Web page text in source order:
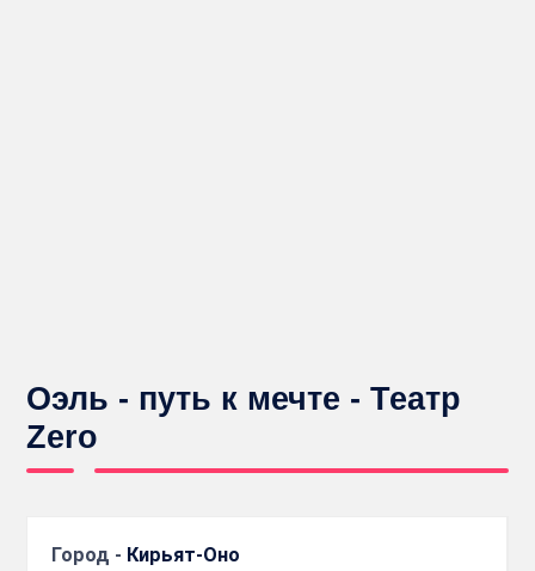
Оэль - путь к мечте - Театр
Zero
Город - Кирьят-Оно